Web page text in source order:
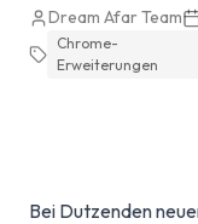
Dream Afar Team
Chrome-
Erweiterungen
Bei Dutzenden